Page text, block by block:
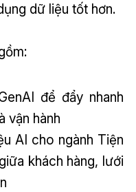
dữ liệu tốt hơn.
để đẩy nhanh
vận hành
AI cho ngành Tiện
khách hàng, lưới